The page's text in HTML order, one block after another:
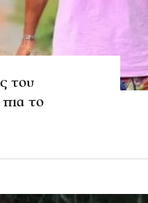
του
το